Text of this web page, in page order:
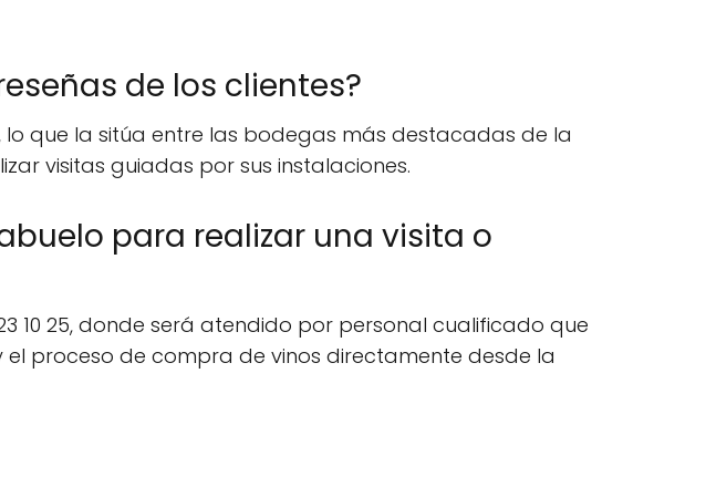
de los clientes?
que la sitúa entre las bodegas más destacadas de la
visitas guiadas por sus instalaciones.
para realizar una visita o
10 25, donde será atendido por personal cualificado que
proceso de compra de vinos directamente desde la